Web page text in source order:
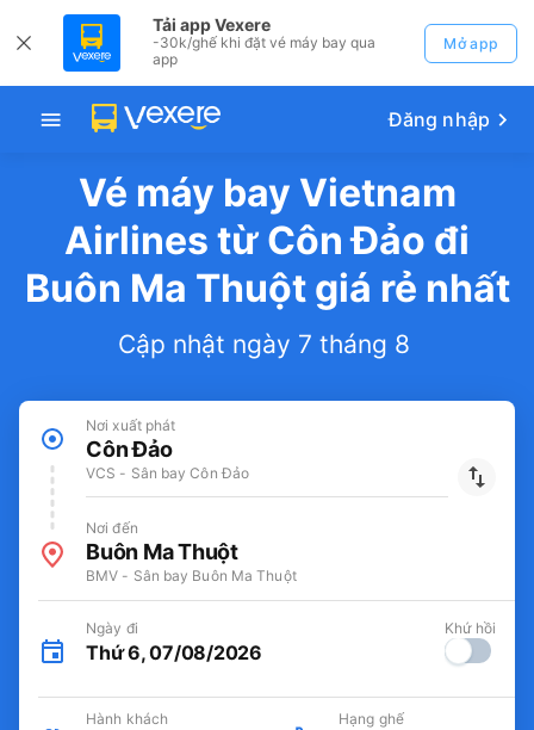
Tải app Vexere
-30k/ghế khi đặt vé máy bay qua
app
Mở app
Đăng nhập
Vé máy bay Vietnam
Airlines từ Côn Đảo đi
Buôn Ma Thuột giá rẻ nhất
Cập nhật ngày 7 tháng 8
Nơi xuất phát
Côn Đảo
VCS - Sân bay Côn Đảo
Nơi đến
Buôn Ma Thuột
BMV - Sân bay Buôn Ma Thuột
Ngày đi
Thứ 6, 07/08/2026
Khứ hồi
Hành khách Hạng ghế